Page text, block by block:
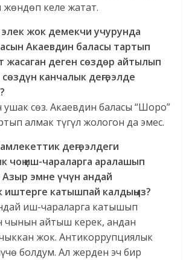
келе жатат.
жок демекчи учурунда
Акаевдин баласы тартып
жасаган деген сөздөр айтылып
канчалык деңгээлде
ушак сөз. Акаевдин баласы “Шоро”
алмак түгүл жологон да эмес.
деңгээлдеги
чоң иш-чараларга аралашып
Азыр эмне үчүн андай
катышпай калдыңыз?
иш-чараларга катышып
чынын айтыш керек, андан
жок. Антикоррупциялык
болдум. Ал жерден эч бир